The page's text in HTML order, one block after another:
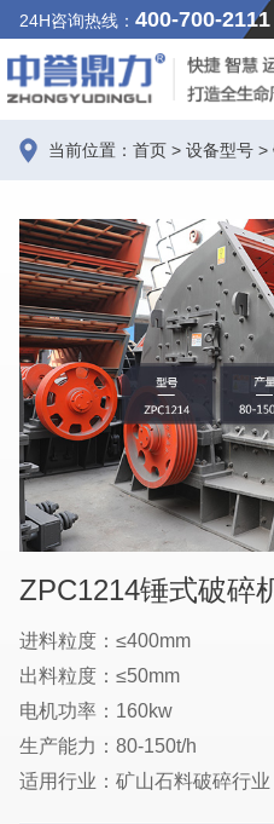
24H咨询热线： 400-700-2111
当前位置： 首页 > 设备型号 >
ZPC1214锤式破碎
进料粒度：≤400mm
出料粒度：≤50mm
电机功率：160kw
生产能力：80-150t/h
适用行业：矿山石料破碎行业